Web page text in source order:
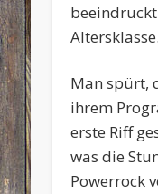
Altersklasse.
Man spürt,
ihrem
erste Riff
was die
Powerrock